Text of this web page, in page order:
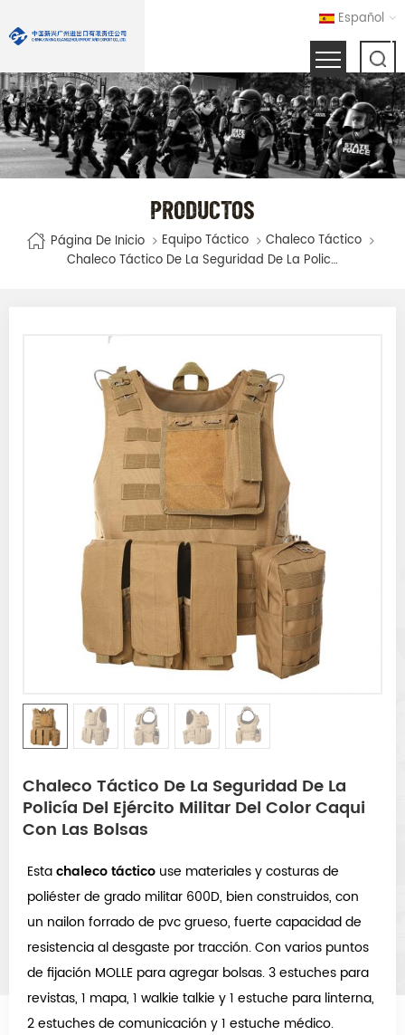
Español
PRODUCTOS
Página De Inicio Equipo Táctico
Chaleco Táctico
Chaleco Táctico De La Seguridad De La Policía Del Ejército Militar Del Color Caqui Con Las Bolsas
Chaleco Táctico De La Seguridad De La
Policía Del Ejército Militar Del Color Caqui
Con Las Bolsas
Estachaleco táctico use materiales y costuras de
poliéster de grado militar 600D, bien construidos, con
un nailon forrado de pvc grueso, fuerte capacidad de
resistencia al desgaste por tracción. Con varios puntos
de fijación MOLLE para agregar bolsas. 3 estuches para
revistas, 1 mapa, 1 walkie talkie y 1 estuche para linterna,
2 estuches de comunicación y 1 estuche médico.